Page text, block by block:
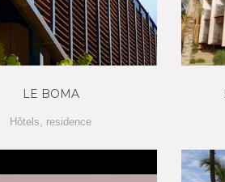
LE BOMA
Hôtels, residence